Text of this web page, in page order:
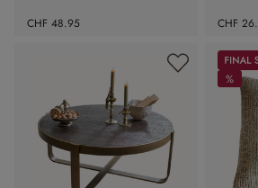
CHF 48.95 CHF
Sale
%
%